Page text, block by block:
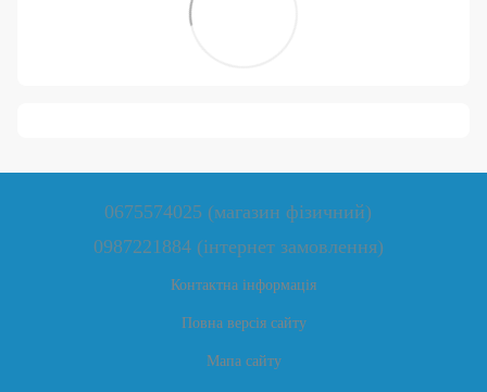
0675574025 (магазин фізичний)
0987221884 (інтернет замовлення)
Контактна інформація
Повна версія сайту
Мапа сайту